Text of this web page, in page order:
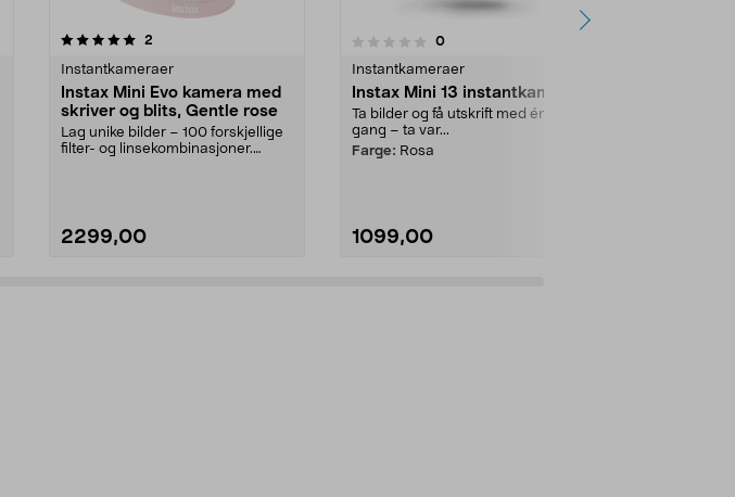
2
Instantkameraer
Instax Mini Evo kamera med
skriver og blits, Gentle rose
Lag unike bilder – 100 forskjellige
filter- og linsekombinasjoner.
2299,00
0.0 av 5 stjerner 0anmeldelser
Instantkameraer
Instax Mini 13 instantkamera
Ta bilder og få utskrift med én
gang – ta var...
Farge: Rosa
1099,00
4.5 av 5 stjerner